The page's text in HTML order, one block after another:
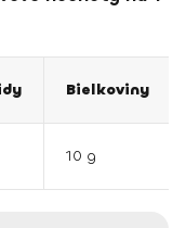
Bielkoviny
10 g